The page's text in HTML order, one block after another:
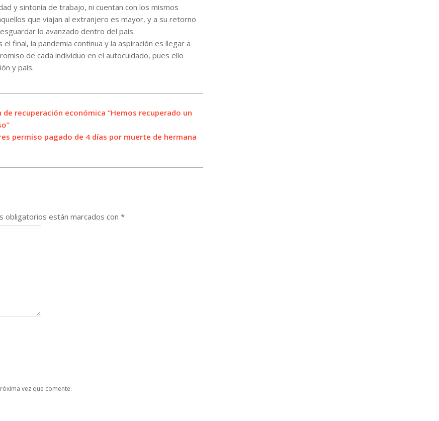
y sintonía de trabajo, ni cuentan con los mismos
que viajan al extranjero es mayor, y a su retorno
lo avanzado dentro del país.
final, la pandemia continua y la aspiración es llegar a
de cada individuo en el autocuidado, pues ello
y país.
recuperación económica “Hemos recuperado un
permiso pagado de 4 días por muerte de hermana
obligatorios están marcados con *
vez que comente.